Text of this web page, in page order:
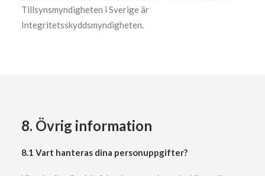
Tillsynsmyndigheten i Sverige är
Integritetsskyddsmyndigheten.
8. Övrig information
8.1 Vart hanteras dina personuppgifter?